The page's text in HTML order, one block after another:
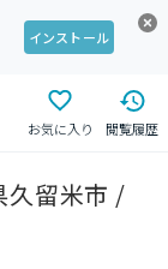
インストール
お気に入り 閲覧履歴
久留米市 /